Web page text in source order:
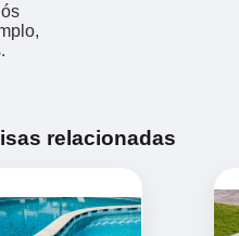
relacionadas